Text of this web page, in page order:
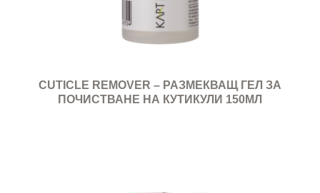
CUTICLE REMOVER – РАЗМЕКВАЩ ГЕЛ ЗА
ПОЧИСТВАНЕ НА КУТИКУЛИ 150МЛ